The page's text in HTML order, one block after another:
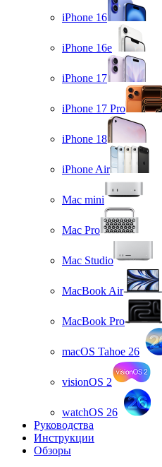
iPhone 16
iPhone 16e
iPhone 17
iPhone 17 Pro
iPhone 18
iPhone Air
Mac mini
Mac Pro
Mac Studio
MacBook Air
MacBook Pro
macOS Tahoe 26
visionOS 2
watchOS 26
Руководства
Инструкции
Обзоры